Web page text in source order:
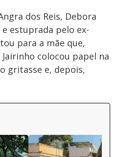
dos Reis, Debora
estuprada pelo ex-
para a mãe que,
colocou papel na
gritasse e, depois,